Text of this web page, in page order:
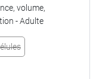
9,99 €
26,99 €
volume,
- Adulte